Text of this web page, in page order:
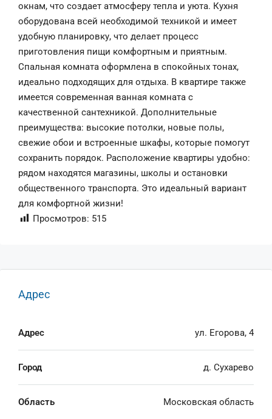
окнам, что создает атмосферу тепла и уюта. Кухня
оборудована всей необходимой техникой и имеет
удобную планировку, что делает процесс
приготовления пищи комфортным и приятным.
Спальная комната оформлена в спокойных тонах,
идеально подходящих для отдыха. В квартире также
имеется современная ванная комната с
качественной сантехникой. Дополнительные
преимущества: высокие потолки, новые полы,
свежие обои и встроенные шкафы, которые помогут
сохранить порядок. Расположение квартиры удобно:
рядом находятся магазины, школы и остановки
общественного транспорта. Это идеальный вариант
для комфортной жизни!
Просмотров: 515
Адрес
Адрес ул. Егорова, 4
Город д. Сухарево
Область Московская область